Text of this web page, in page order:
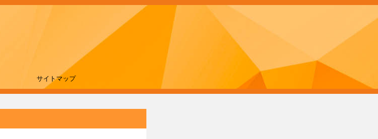
サイトマップ